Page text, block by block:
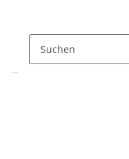
PROMO